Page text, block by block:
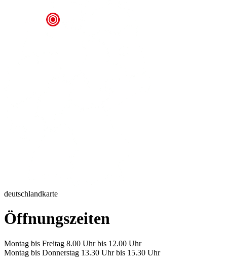
deutschlandkarte
Öffnungszeiten
Montag bis Freitag 8.00 Uhr bis 12.00 Uhr
Montag bis Donnerstag 13.30 Uhr bis 15.30 Uhr